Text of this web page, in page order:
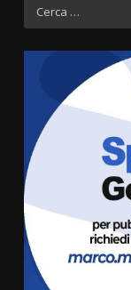
Ricerca
per:
4